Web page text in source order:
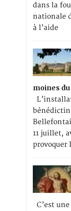
dans la
nationale
à l’aide
moines
11 juillet,
provoquer
C’est